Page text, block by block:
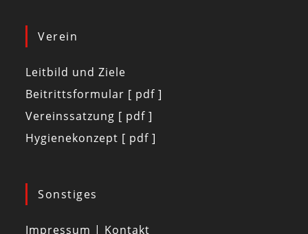
Verein
Leitbild und Ziele
Beitrittsformular [ pdf ]
Vereinssatzung [ pdf ]
Hygienekonzept [ pdf ]
Sonstiges
Impressum | Kontakt